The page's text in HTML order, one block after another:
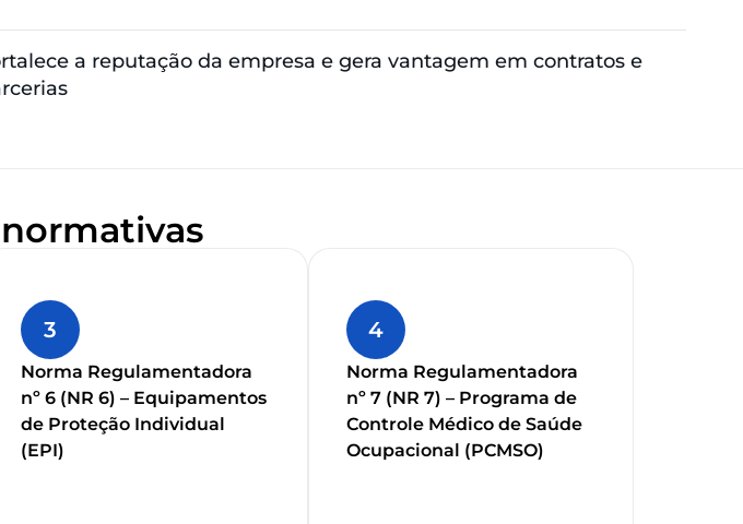
a reputação da empresa e gera vantagem em contratos e
3
Norma Regulamentadora
nº 6 (NR 6) – Equipamentos
de Proteção Individual
(EPI)
4
Norma Regulamentadora
nº 7 (NR 7) – Programa de
Controle Médico de Saúde
Ocupacional (PCMSO)